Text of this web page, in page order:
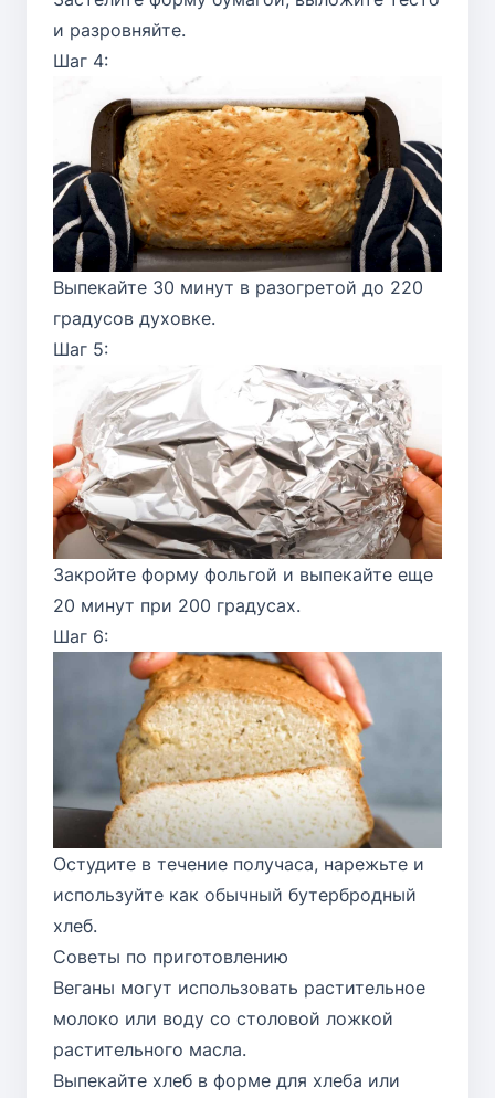
и разровняйте.
Шаг 4:
Выпекайте 30 минут в разогретой до 220
градусов духовке.
Шаг 5:
Закройте форму фольгой и выпекайте еще
20 минут при 200 градусах.
Шаг 6:
Остудите в течение получаса, нарежьте и
используйте как обычный бутербродный
хлеб.
Советы по приготовлению
Веганы могут использовать растительное
молоко или воду со столовой ложкой
растительного масла.
Выпекайте хлеб в форме для хлеба или